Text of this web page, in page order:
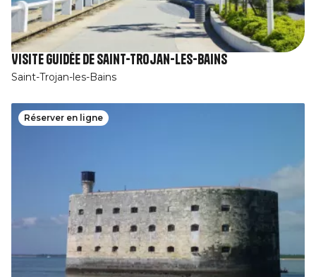
Visite guidée de Saint-Trojan-les-Bains
Saint-Trojan-les-Bains
Réserver en ligne